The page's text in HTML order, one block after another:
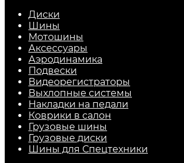
Диски
Шины
Мотошины
Аксессуары
Аэродинамика
Подвески
Видеорегистраторы
Выхлопные системы
Накладки на педали
Коврики в салон
Грузовые шины
Грузовые диски
Шины для Спецтехники